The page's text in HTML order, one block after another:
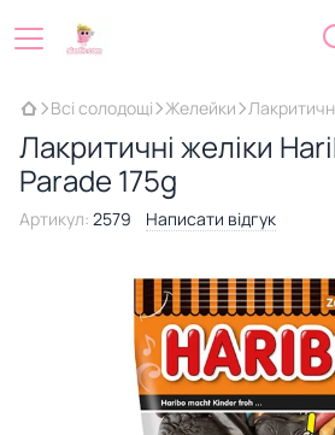
Всі солодощі Желейки
Лакритичні желіки
Parade 175g
Артикул: 2579 Написати відгук